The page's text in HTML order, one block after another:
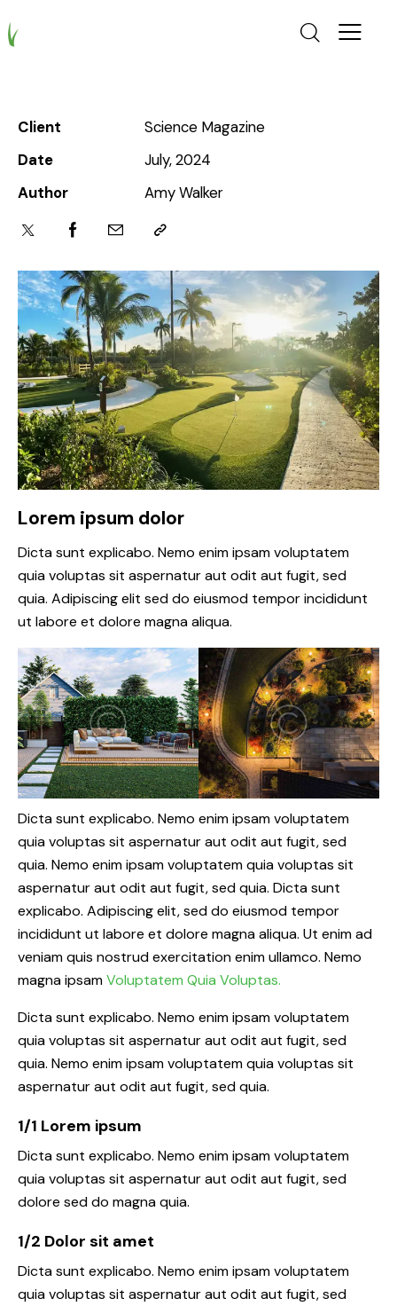
Client
Science Magazine
Date
July, 2024
Author
Amy Walker
Lorem ipsum dolor
Dicta sunt explicabo. Nemo enim ipsam voluptatem
quia voluptas sit aspernatur aut odit aut fugit, sed
quia. Adipiscing elit sed do eiusmod tempor incididunt
ut labore et dolore magna aliqua.
Dicta sunt explicabo. Nemo enim ipsam voluptatem
quia voluptas sit aspernatur aut odit aut fugit, sed
quia. Nemo enim ipsam voluptatem quia voluptas sit
aspernatur aut odit aut fugit, sed quia. Dicta sunt
explicabo. Adipiscing elit, sed do eiusmod tempor
incididunt ut labore et dolore magna aliqua. Ut enim ad
veniam quis nostrud exercitation enim ullamco. Nemo
magna ipsamVoluptatem Quia Voluptas.
Dicta sunt explicabo. Nemo enim ipsam voluptatem
quia voluptas sit aspernatur aut odit aut fugit, sed
quia. Nemo enim ipsam voluptatem quia voluptas sit
aspernatur aut odit aut fugit, sed quia.
1/1 Lorem ipsum
Dicta sunt explicabo. Nemo enim ipsam voluptatem
quia voluptas sit aspernatur aut odit aut fugit, sed
dolore sed do magna quia.
1/2 Dolor sit amet
Dicta sunt explicabo. Nemo enim ipsam voluptatem
quia voluptas sit aspernatur aut odit aut fugit, sed